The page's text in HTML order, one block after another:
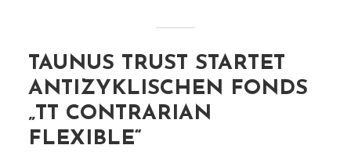
TAUNUS TRUST STARTET
ANTIZYKLISCHEN FONDS
„TT CONTRARIAN
FLEXIBLE“